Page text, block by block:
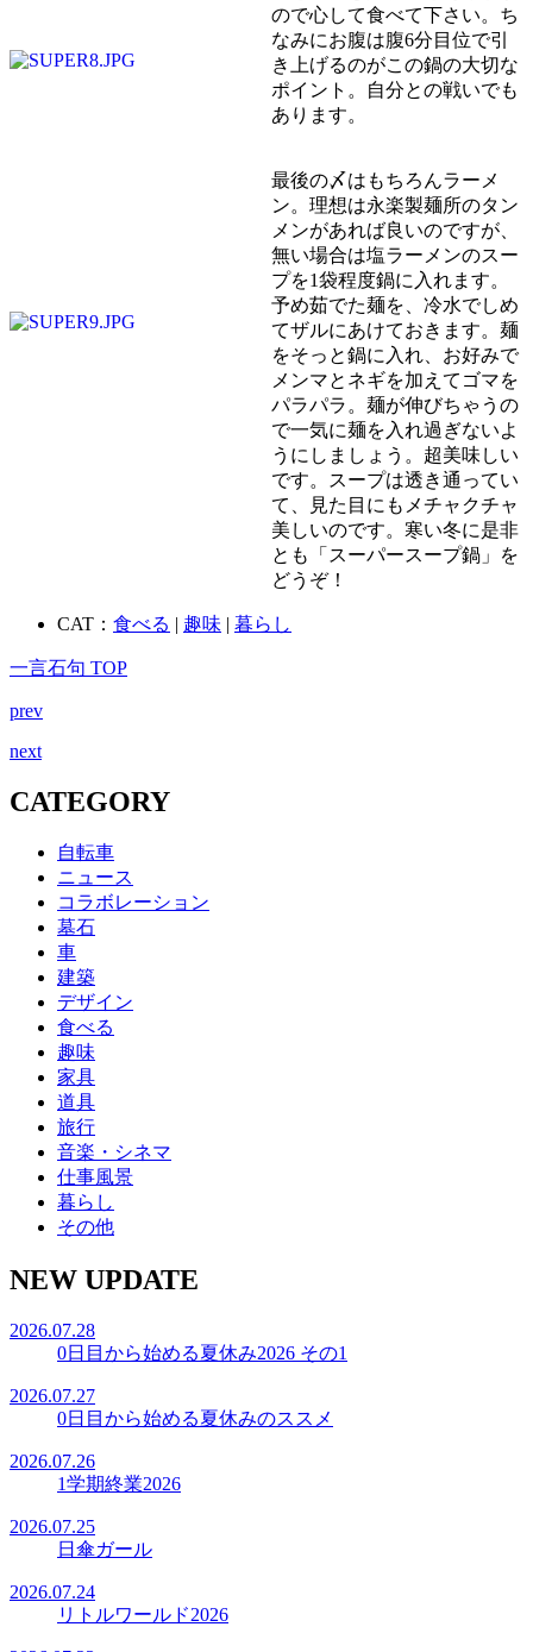
ので心して食べて下さい。ち
なみにお腹は腹6分目位で引
き上げるのがこの鍋の大切な
ポイント。自分との戦いでも
あります。
最後の〆はもちろんラーメ
ン。理想は永楽製麺所のタン
メンがあれば良いのですが、
無い場合は塩ラーメンのスー
プを1袋程度鍋に入れます。
予め茹でた麺を、冷水でしめ
てザルにあけておきます。麺
をそっと鍋に入れ、お好みで
メンマとネギを加えてゴマを
パラパラ。麺が伸びちゃうの
で一気に麺を入れ過ぎないよ
うにしましょう。超美味しい
です。スープは透き通ってい
て、見た目にもメチャクチャ
美しいのです。寒い冬に是非
とも「スーパースープ鍋」を
どうぞ！
CAT： 食べる | 趣味 | 暮らし
一言石句 TOP
prev
next
CATEGORY
自転車
ニュース
コラボレーション
墓石
車
建築
デザイン
食べる
趣味
家具
道具
旅行
音楽・シネマ
仕事風景
暮らし
その他
NEW UPDATE
2026.07.28
0日目から始める夏休み2026 その1
2026.07.27
0日目から始める夏休みのススメ
2026.07.26
1学期終業2026
2026.07.25
日傘ガール
2026.07.24
リトルワールド2026